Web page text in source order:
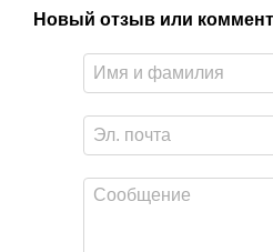
Новый отзыв или